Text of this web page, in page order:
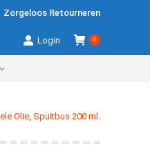
Zorgeloos Retourneren
Login 0
Olie, Spuitbus 200 ml.